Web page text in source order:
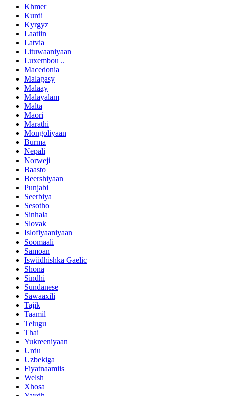
Khmer
Kurdi
Kyrgyz
Laatiin
Latvia
Lituwaaniyaan
Luxembou ..
Macedonia
Malagasy
Malaay
Malayalam
Malta
Maori
Marathi
Mongoliyaan
Burma
Nepali
Norweji
Baasto
Beershiyaan
Punjabi
Seerbiya
Sesotho
Sinhala
Slovak
Islofiyaaniyaan
Soomaali
Samoan
Iswiidhishka Gaelic
Shona
Sindhi
Sundanese
Sawaaxili
Tajik
Taamil
Telugu
Thai
Yukreeniyaan
Urdu
Uzbekiga
Fiyatnaamiis
Welsh
Xhosa